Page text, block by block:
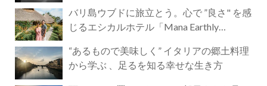
バリ島ウブドに旅立とう。心で ”良さ" を感
じるエシカルホテル「Mana Earthly
“あるもので美味しく” イタリアの郷土料理
から学ぶ 、足るを知る幸せな生き方